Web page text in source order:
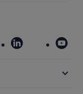
linkedin
expand_more